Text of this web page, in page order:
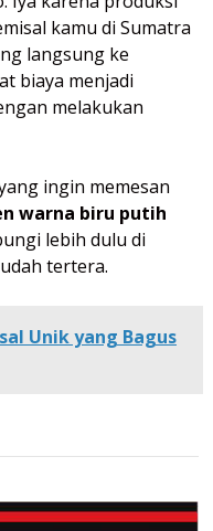
kamu di Sumatra
langsung ke
biaya menjadi
melakukan
ingin memesan
warna biru putih
lebih dulu di
tertera.
Unik yang Bagus